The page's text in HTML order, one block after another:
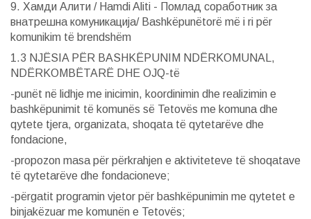
9. Хамди Алити / Hamdi Aliti - Помлад соработник за
внатрешна комуникација/ Bashkëpunëtorë më i ri për
komunikim të brendshëm
1.3 NJËSIA PËR BASHKËPUNIM NDËRKOMUNAL,
NDËRKOMBËTARË DHE OJQ-të
-punët në lidhje me inicimin, koordinimin dhe realizimin e
bashkëpunimit të komunës së Tetovës me komuna dhe
qytete tjera, organizata, shoqata të qytetarëve dhe
fondacione,
-propozon masa për përkrahjen e aktiviteteve të shoqatave
të qytetarëve dhe fondacioneve;
-përgatit programin vjetor për bashkëpunimin me qytetet e
binjakëzuar me komunën e Tetovës;